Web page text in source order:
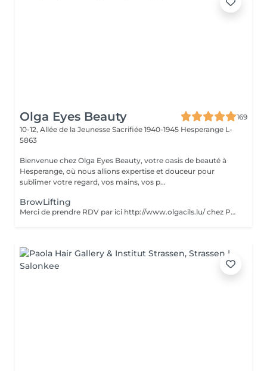
Olga Eyes Beauty
169
10-12, Allée de la Jeunesse Sacrifiée 1940-1945 Hesperange L-
5863
Bienvenue chez Olga Eyes Beauty, votre oasis de beauté à
Hesperange, où nous allions expertise et douceur pour
sublimer votre regard, vos mains, vos p...
BrowLifting
Merci de prendre RDV par ici http://www.olgacils.lu/ chez Polina